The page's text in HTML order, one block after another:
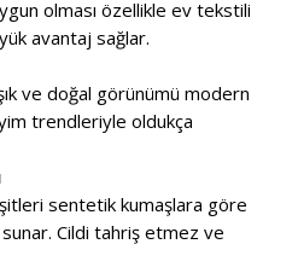
olması özellikle ev tekstili
avantaj sağlar.
ve doğal görünümü modern
trendleriyle oldukça
sentetik kumaşlara göre
sunar. Cildi tahriş etmez ve